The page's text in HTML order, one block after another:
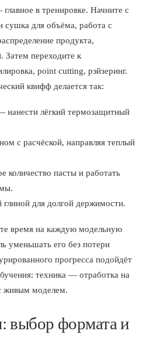
в тренировке. Начните с
сушка для объёма, работа с
продукта,
Затем переходите к
point cutting, рэйзеринг.
квифф делается так:
лёгкий термозащитный
с расчёской, направляя теплый
количество пасты и работать
для долгой держимости.
время на каждую модельную
уменьшать его без потери
прогресса подойдёт
техника — отработка на
живым моделем.
выбор формата и